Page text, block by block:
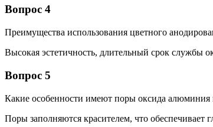
Вопрос 4
Преимущества использования цветного
Высокая эстетичность, длительный срок службы
Вопрос 5
Какие особенности имеют поры оксида алюминия
Поры заполняются красителем, что